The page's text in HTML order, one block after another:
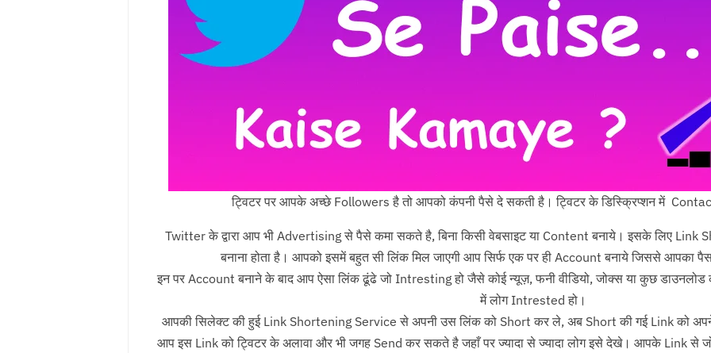
ट्विटर पर आपके अच्छे Followers है तो आपको कंपनी पैसे दे सकती है। ट्विटर के डिस्क्रिप्शन में
Twitter के द्वारा आप भी Advertising से पैसे कमा सकते है, बिना किसी वेबसाइट या Content बनाये। इसके लिए
बनाना होता है। आपको इसमें बहुत सी लिंक मिल जाएगी आप सिर्फ एक पर ही Account बनाये जिससे आपका
इन पर Account बनाने के बाद आप ऐसा लिंक ढूंढे जो Intresting हो जैसे कोई न्यूज़, फनी वीडियो, जोक्स या कुछ
में लोग Intrested हो।
आपकी सिलेक्ट की हुई Link Shortening Service से अपनी उस लिंक को Short कर ले, अब Short की गई Link को
आप इस Link को ट्विटर के अलावा और भी जगह Send कर सकते है जहाँ पर ज्यादा से ज्यादा लोग इसे देखे। आपके Link से